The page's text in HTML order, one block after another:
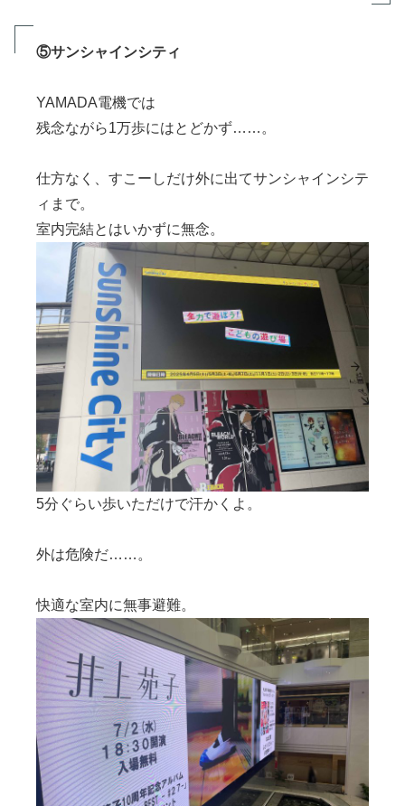
⑤サンシャインシティ
YAMADA電機では
残念ながら1万歩にはとどかず……。
仕方なく、すこーしだけ外に出てサンシャインシテ
ィまで。
室内完結とはいかずに無念。
5分ぐらい歩いただけで汗かくよ。
外は危険だ……。
快適な室内に無事避難。